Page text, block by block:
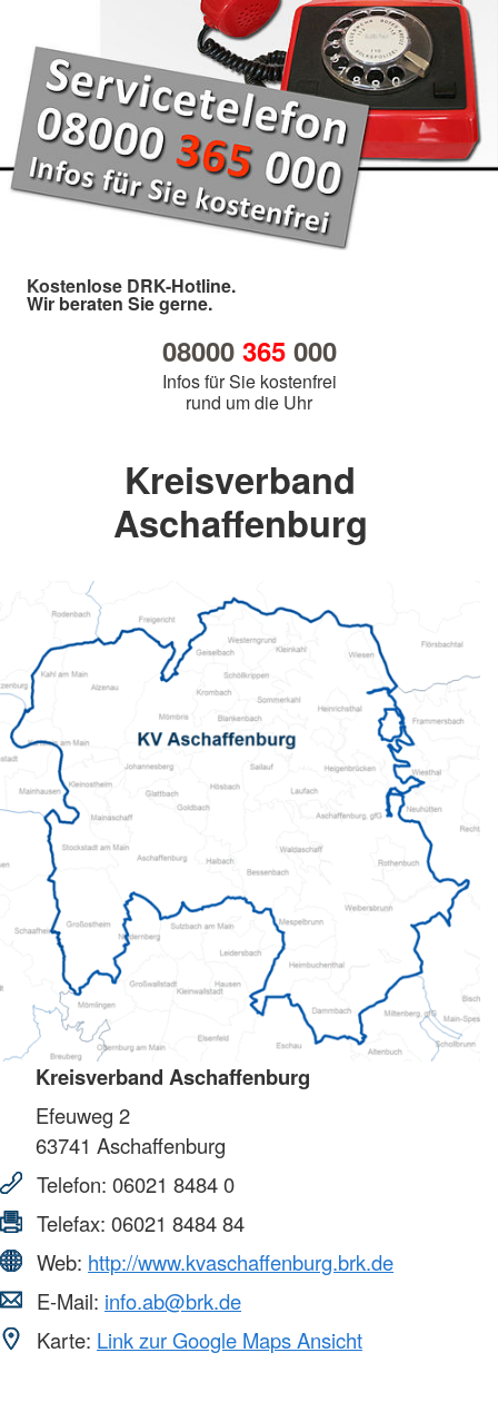
Kostenlose DRK-Hotline.
Wir beraten Sie gerne.
08000 365000
Infos für Sie kostenfrei
rund um die Uhr
Kreisverband
Aschaffenburg
Kreisverband Aschaffenburg
Efeuweg 2
63741 Aschaffenburg
Telefon: 06021 8484 0
Telefax: 06021 8484 84
Web: http://www.kvaschaffenburg.brk.de
E-Mail: info.ab@brk.de
Karte: Link zur Google Maps Ansicht